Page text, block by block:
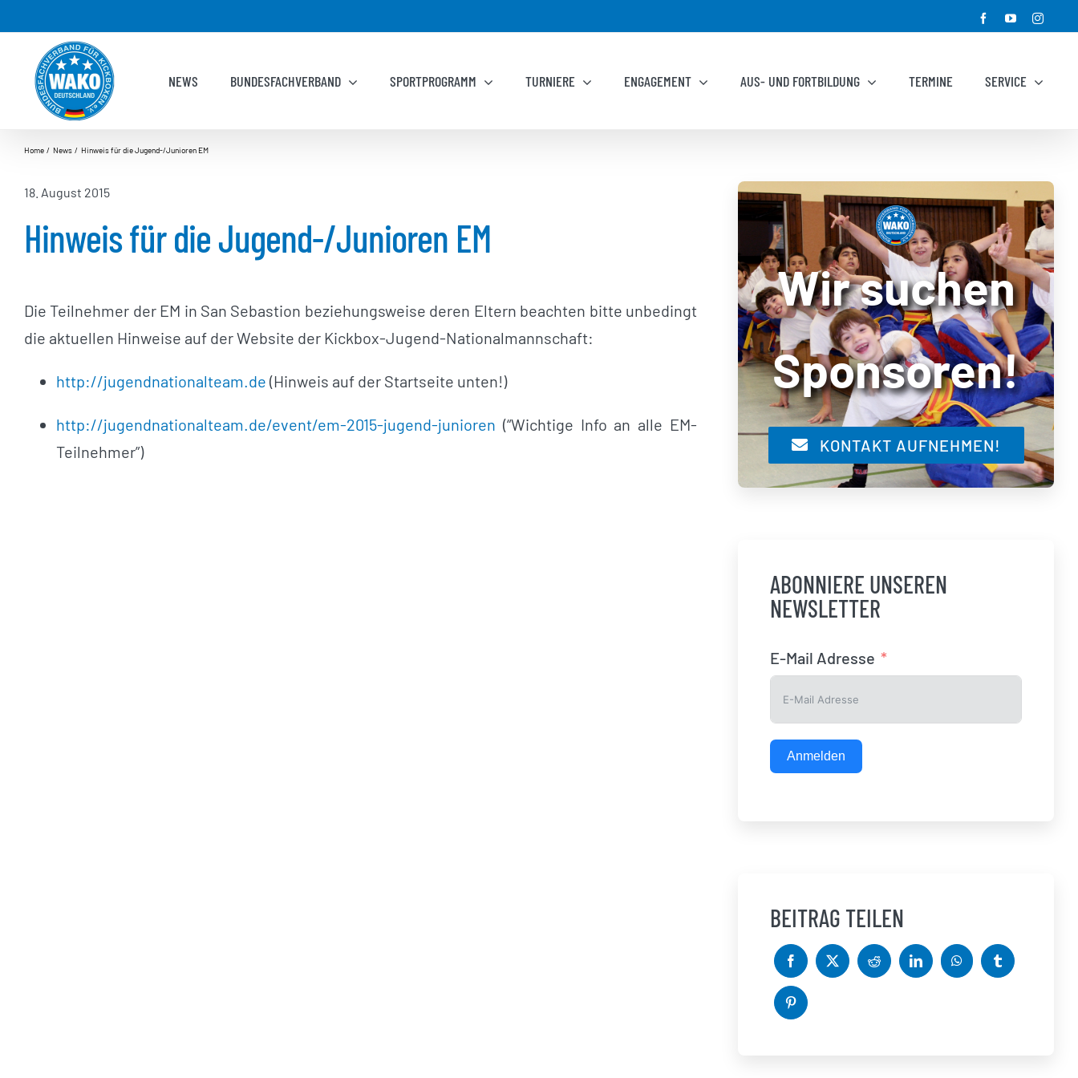
springen
FacebookYouTube
NEWS BUNDESFACHVERBAND SPORTPROGRAMM TURNIERE ENGAGEMENT AUS- UND FORTBILDUNG TERMINE SERVICE
Home News Hinweis für die Jugend-/Junioren EM
18. August 2015
Hinweis für die Jugend-/Junioren EM
Die Teilnehmer der EM in San Sebastion beziehungsweise deren Eltern beachten bitte unbedingt
die aktuellen Hinweise auf der Website der Kickbox-Jugend-Nationalmannschaft:
http://jugendnationalteam.de (Hinweis auf der Startseite unten!)
http://jugendnationalteam.de/event/em-2015-jugend-junioren (“Wichtige Info an alle EM-
Teilnehmer”)
Wir suchen
Sponsoren!
KONTAKT AUFNEHMEN!
ABONNIERE UNSEREN
NEWSLETTER
E-Mail Adresse
Anmelden
BEITRAG TEILEN